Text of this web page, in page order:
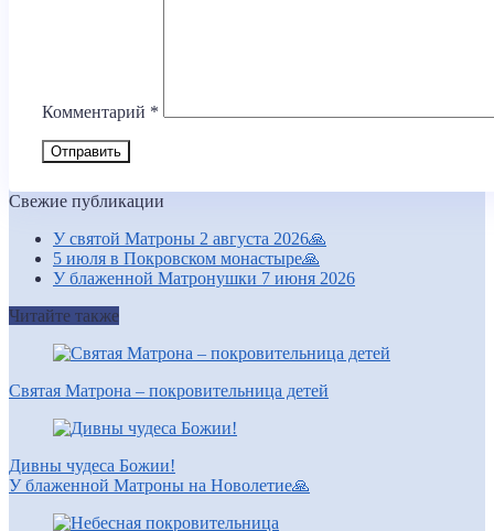
Комментарий *
Свежие публикации
У святой Матроны 2 августа 2026🙏
5 июля в Покровском монастыре🙏
У блаженной Матронушки 7 июня 2026
Читайте также
Святая Матрона – покровительница детей
Дивны чудеса Божии!
У блаженной Матроны на Новолетие🙏